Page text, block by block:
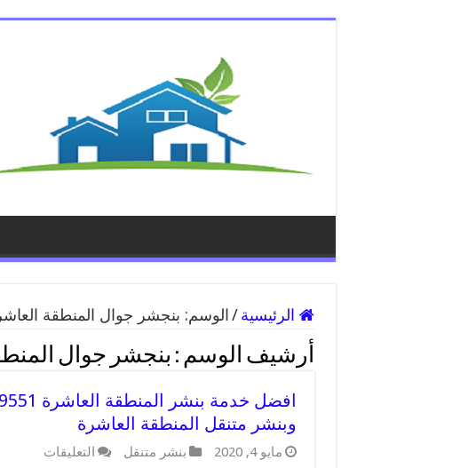
الرئيسية / الوسم: بنجشر جوال المنطقة
أرشيف الوسم : بنجشر جوال
وبنشر متنقل المنطقة العاشرة
مايو 4, 2020 بنشر متنقل التعليقات